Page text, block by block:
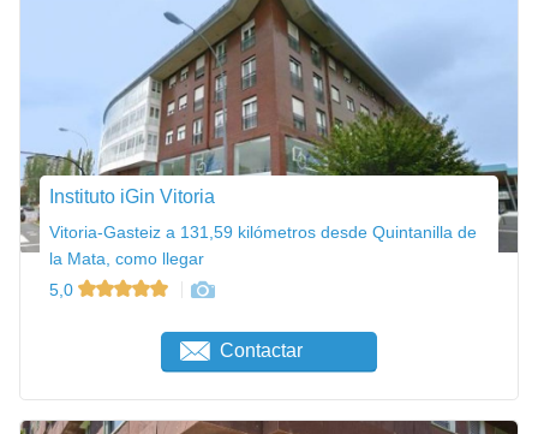
Instituto iGin Vitoria
Vitoria-Gasteiz a 131,59 kilómetros desde Quintanilla de
la Mata, como llegar
5,0
Contactar